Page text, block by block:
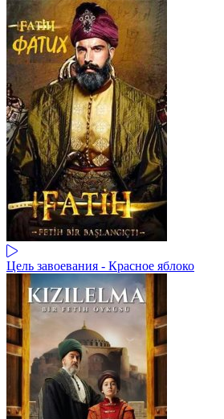
Цель завоевания - Красное яблоко